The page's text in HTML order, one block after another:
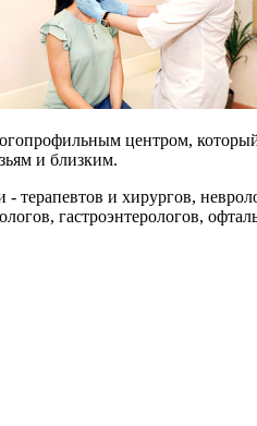
центром,
и близким.
и хирургов,
гастроэнтерологов,